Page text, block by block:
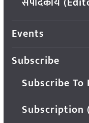
Events
Subscribe
Subscribe
Subscription